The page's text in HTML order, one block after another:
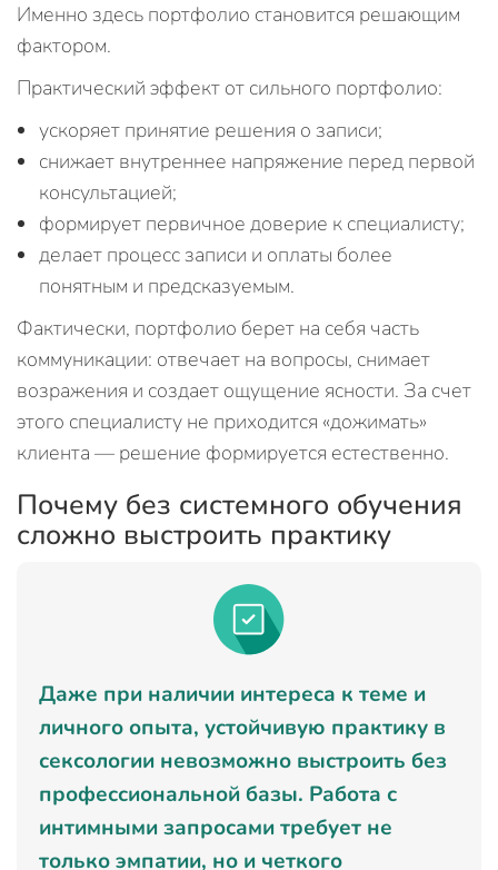
Именно здесь портфолио становится решающим
фактором.
Практический эффект от сильного портфолио:
ускоряет принятие решения о записи;
снижает внутреннее напряжение перед первой
консультацией;
формирует первичное доверие к специалисту;
делает процесс записи и оплаты более
понятным и предсказуемым.
Фактически, портфолио берет на себя часть
коммуникации: отвечает на вопросы, снимает
возражения и создает ощущение ясности. За счет
этого специалисту не приходится «дожимать»
клиента — решение формируется естественно.
Почему без системного обучения
сложно выстроить практику
Даже при наличии интереса к теме и
личного опыта, устойчивую практику в
сексологии невозможно выстроить без
профессиональной базы. Работа с
интимными запросами требует не
только эмпатии, но и четкого